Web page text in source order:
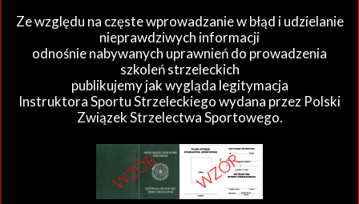
Ze względu na częste wprowadzanie w błąd i udzielanie
nieprawdziwych informacji
odnośnie nabywanych uprawnień do prowadzenia
szkoleń strzeleckich
publikujemy jak wygląda legitymacja
Instruktora Sportu Strzeleckiego wydana przez Polski
Związek Strzelectwa Sportowego.